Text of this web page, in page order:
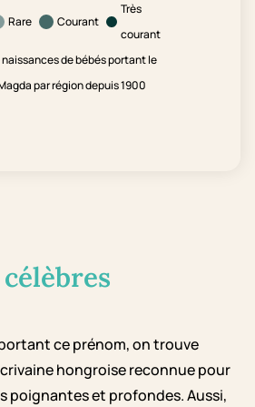
Rare Courant
Très
courant
naissances de bébés portant le
par région depuis 1900
célèbres
ce prénom, on trouve
hongroise reconnue pour
poignantes et profondes. Aussi,